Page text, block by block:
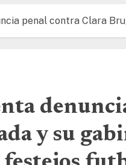
penal contra Clara
y su